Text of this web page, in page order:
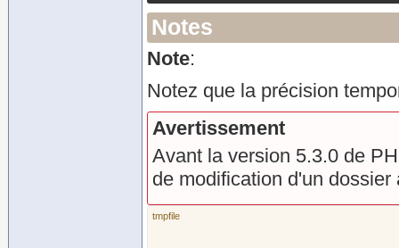
Notes
Note:
Notez que la précision
Avertissement
Avant la version 5.3.0 de
de modification d'un
tmpfile